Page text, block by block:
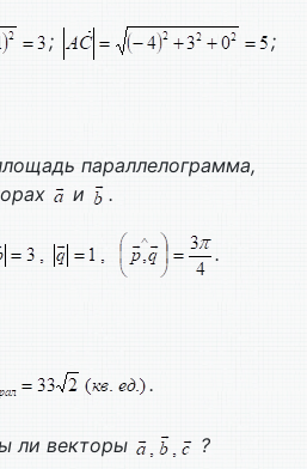
; ;
параллелограмма,
и .
.
.
ли векторы ?